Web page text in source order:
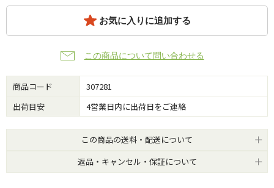
お気に入りに追加する
この商品について問い合わせる
商品コード
307281
出荷目安
4営業日内に出荷日をご連絡
この商品の送料・配送について
返品・キャンセル・保証について